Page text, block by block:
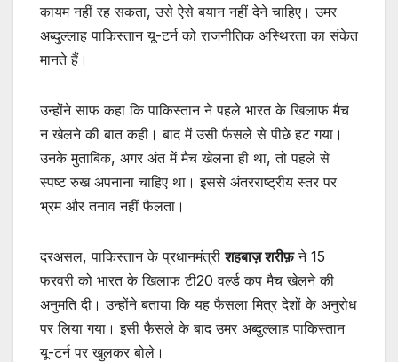
कायम नहीं रह सकता, उसे ऐसे बयान नहीं देने चाहिए। उमर
अब्दुल्लाह पाकिस्तान यू-टर्न को राजनीतिक अस्थिरता का संकेत
मानते हैं।
उन्होंने साफ कहा कि पाकिस्तान ने पहले भारत के खिलाफ मैच
न खेलने की बात कही। बाद में उसी फैसले से पीछे हट गया।
उनके मुताबिक, अगर अंत में मैच खेलना ही था, तो पहले से
स्पष्ट रुख अपनाना चाहिए था। इससे अंतरराष्ट्रीय स्तर पर
भ्रम और तनाव नहीं फैलता।
दरअसल, पाकिस्तान के प्रधानमंत्रीशहबाज़ शरीफ़ने 15
फरवरी को भारत के खिलाफ टी20 वर्ल्ड कप मैच खेलने की
अनुमति दी। उन्होंने बताया कि यह फैसला मित्र देशों के अनुरोध
पर लिया गया। इसी फैसले के बाद उमर अब्दुल्लाह पाकिस्तान
यू-टर्न पर खुलकर बोले।